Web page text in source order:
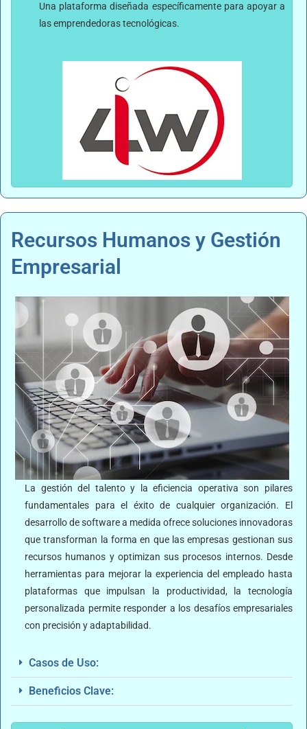
Una plataforma diseñada específicamente para apoyar a
las emprendedoras tecnológicas.
Recursos Humanos y Gestión
Empresarial
La gestión del talento y la eficiencia operativa son pilares
fundamentales para el éxito de cualquier organización. El
desarrollo de software a medida ofrece soluciones innovadoras
que transforman la forma en que las empresas gestionan sus
recursos humanos y optimizan sus procesos internos. Desde
herramientas para mejorar la experiencia del empleado hasta
plataformas que impulsan la productividad, la tecnología
personalizada permite responder a los desafíos empresariales
con precisión y adaptabilidad.
Casos de Uso:
Beneficios Clave: